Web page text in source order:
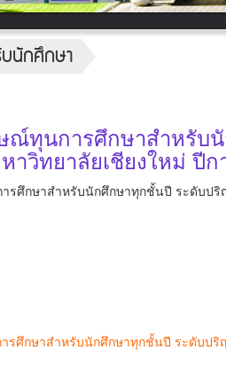
นักศึกษา
ณ์ทุนการศึกษาสำหรับ
วิทยาลัยเชียงใหม่ ปีก
รศึกษาสำหรับนักศึกษาทุกชั้นปี ระดับป
รศึกษาสำหรับนักศึกษาทุกชั้นปี ระดับป